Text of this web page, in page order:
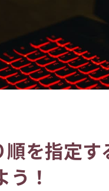
順を指定
う！